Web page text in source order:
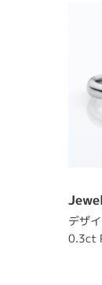
デザ
0.3ct